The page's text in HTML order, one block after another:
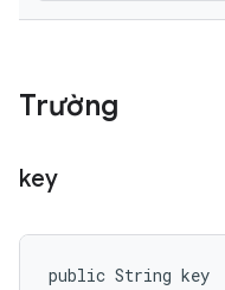
Trường
key
public String key